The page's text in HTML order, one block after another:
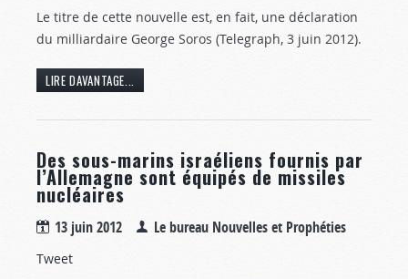
Le titre de cette nouvelle est, en fait, une déclaration
du milliardaire George Soros (Telegraph, 3 juin 2012).
LIRE DAVANTAGE...
Des sous-marins israéliens fournis par
l’Allemagne sont équipés de missiles
nucléaires
13 juin 2012 Le bureau Nouvelles et Prophéties
Tweet